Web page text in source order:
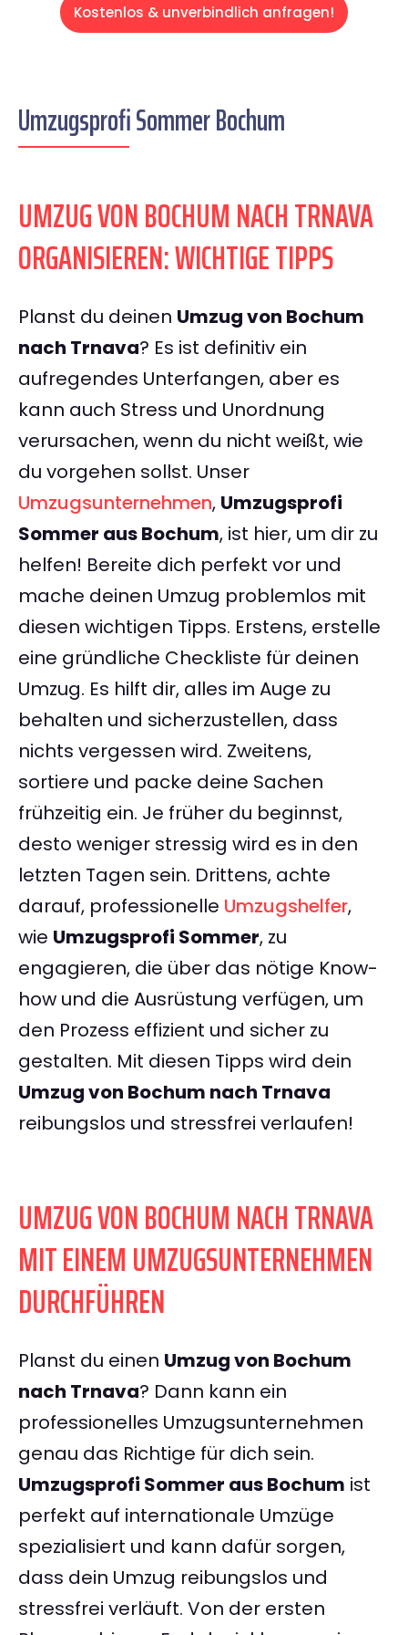
Kostenlos & unverbindlich anfragen!
Umzugsprofi Sommer Bochum
UMZUG VON BOCHUM NACH TRNAVA
ORGANISIEREN: WICHTIGE TIPPS
Planst du deinen Umzug von Bochum
nach Trnava? Es ist definitiv ein
aufregendes Unterfangen, aber es
kann auch Stress und Unordnung
verursachen, wenn du nicht weißt, wie
du vorgehen sollst. Unser
Umzugsunternehmen, Umzugsprofi
Sommer aus Bochum, ist hier, um dir zu
helfen! Bereite dich perfekt vor und
mache deinen Umzug problemlos mit
diesen wichtigen Tipps. Erstens, erstelle
eine gründliche Checkliste für deinen
Umzug. Es hilft dir, alles im Auge zu
behalten und sicherzustellen, dass
nichts vergessen wird. Zweitens,
sortiere und packe deine Sachen
frühzeitig ein. Je früher du beginnst,
desto weniger stressig wird es in den
letzten Tagen sein. Drittens, achte
darauf, professionelle Umzugshelfer,
wie Umzugsprofi Sommer, zu
engagieren, die über das nötige Know-
how und die Ausrüstung verfügen, um
den Prozess effizient und sicher zu
gestalten. Mit diesen Tipps wird dein
Umzug von Bochum nach Trnava
reibungslos und stressfrei verlaufen!
UMZUG VON BOCHUM NACH TRNAVA
MIT EINEM UMZUGSUNTERNEHMEN
DURCHFÜHREN
Planst du einen Umzug von Bochum
nach Trnava? Dann kann ein
professionelles Umzugsunternehmen
genau das Richtige für dich sein.
Umzugsprofi Sommer aus Bochum ist
perfekt auf internationale Umzüge
spezialisiert und kann dafür sorgen,
dass dein Umzug reibungslos und
stressfrei verläuft. Von der ersten